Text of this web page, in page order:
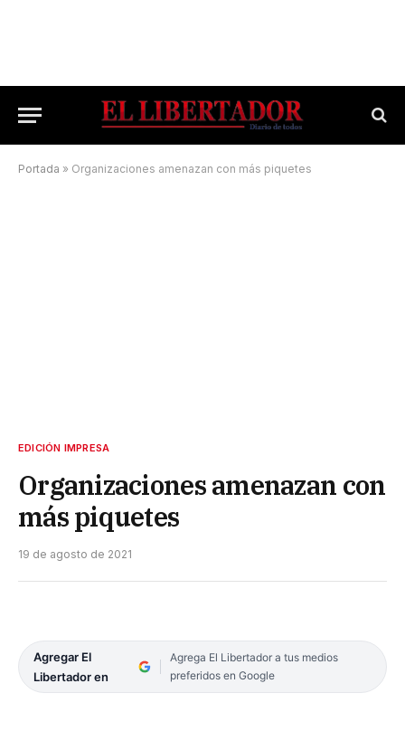
Portada » Organizaciones amenazan con más piquetes
EDICIÓN IMPRESA
Organizaciones amenazan con
más piquetes
19 de agosto de 2021
Agregar El
Libertador en
Agrega El Libertador a tus medios
preferidos en Google